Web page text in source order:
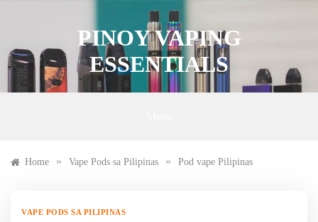
PINOY VAPING
ESSENTIALS
Home » Vape Pods sa Pilipinas » Pod vape Pilipinas
VAPE PODS SA PILIPINAS